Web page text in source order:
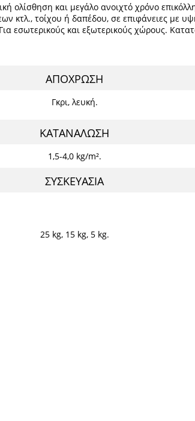
ολίσθηση και μεγάλο ανοιχτό χρόνο
κτλ., τοίχου ή δαπέδου, σε επιφάνειες με
εσωτερικούς και εξωτερικούς χώρους.
ΑΠΟΧΡΩΣΗ
Γκρι, λευκή.
ΚΑΤΑΝΑΛΩΣΗ
1,5-4,0 kg/m².
ΣΥΣΚΕΥΑΣΙΑ
25 kg, 15 kg, 5 kg.